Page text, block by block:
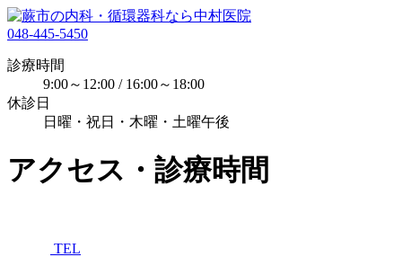
048-445-5450
診療時間
9:00～12:00 / 16:00～18:00
休診日
日曜・祝日・木曜・土曜午後
アクセス・診療時間
TEL